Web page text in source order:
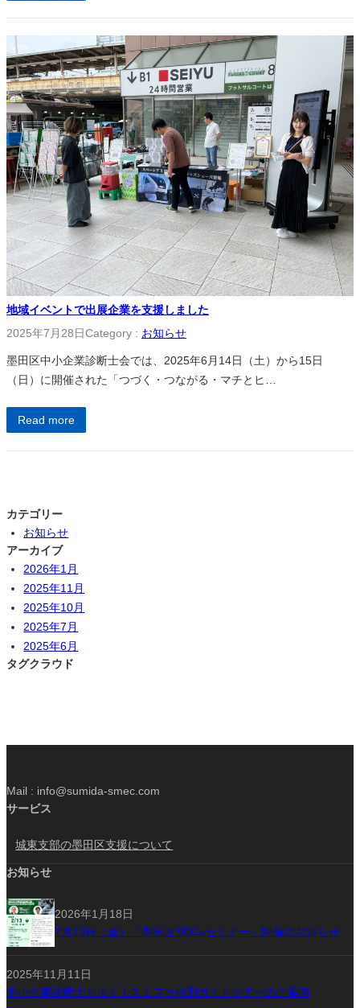
地域イベントで出展企業を支援しました
2025年7月28日Category : お知らせ
墨田区中小企業診断士会では、2025年6月14日（土）から15日
（日）に開催された「つづく・つながる・マチとヒ…
Read more
カテゴリー
お知らせ
アーカイブ
2026年1月
2025年11月
2025年10月
2025年7月
2025年6月
タグクラウド
Mail : info@sumida-smec.com
サービス
城東支部の墨田区支援について
お知らせ
2026年1月18日
2月13日（金）「墨田区SDGsセミナー」開催のお知らせ
2025年11月11日
中小企業診断士と歩く！スミファ特別ガイドツアーのご案内